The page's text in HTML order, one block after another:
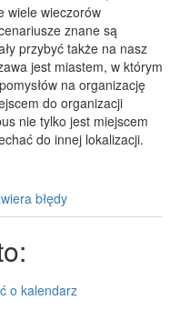
wiele wieczorów
znane są
przybyć także na nasz
jest miastem, w którym
na organizację
do organizacji
nie tylko jest miejscem
do innej lokalizacji.
błędy
o kalendarz